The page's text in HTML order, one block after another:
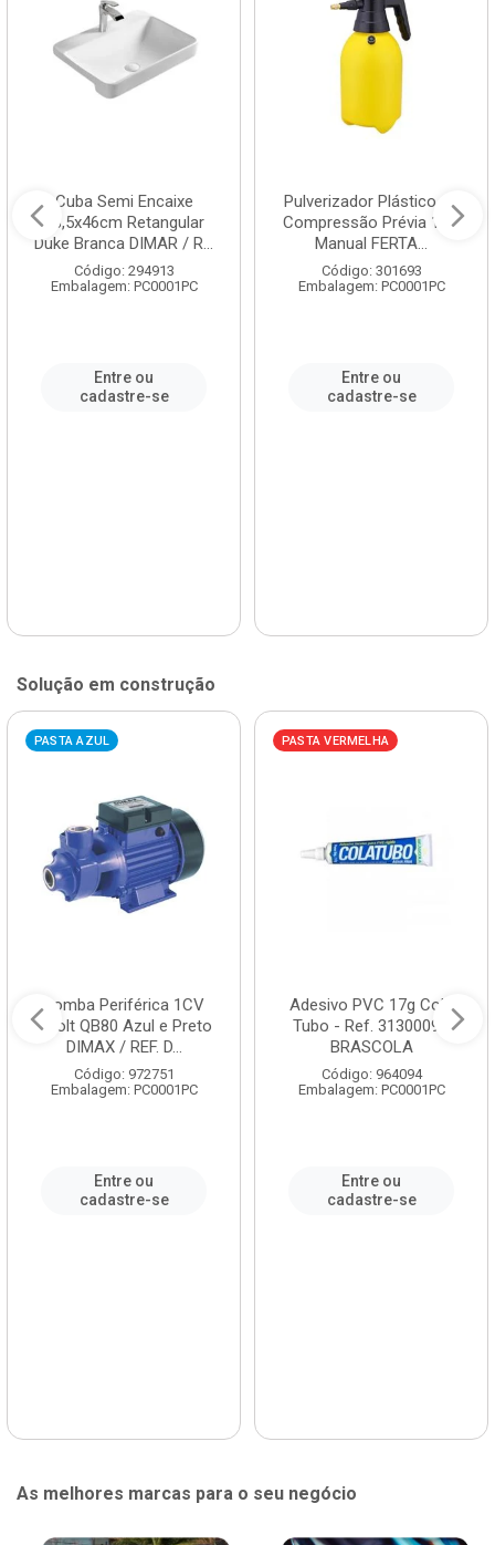
Cuba Semi Encaixe
58,5x46cm Retangular
Duke Branca DIMAR / R...
Código: 294913
Embalagem: PC0001PC
Entre ou
cadastre-se
Pulverizador Plástico de
Compressão Prévia 1,5L
Manual FERTA...
Código: 301693
Embalagem: PC0001PC
Entre ou
cadastre-se
Solução em construção
PASTA AZUL
Bomba Periférica 1CV
Bivolt QB80 Azul e Preto
DIMAX / REF. D...
Código: 972751
Embalagem: PC0001PC
Entre ou
cadastre-se
PASTA VERMELHA
Adesivo PVC 17g Cola
Tubo - Ref. 3130009 -
BRASCOLA
Código: 964094
Embalagem: PC0001PC
Entre ou
cadastre-se
As melhores marcas para o seu negócio